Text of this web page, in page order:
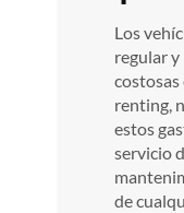
Los
regular
renting,
estos
servicio
de